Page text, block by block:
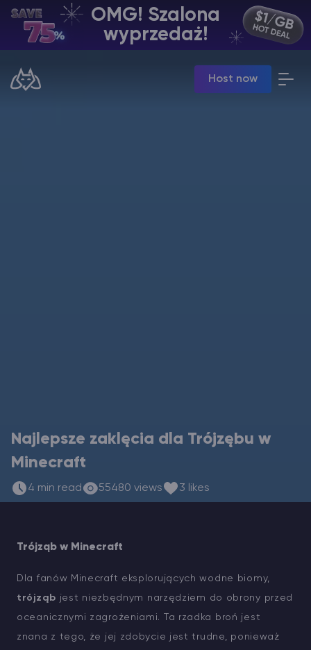
OMG! Szalona
wyprzedaż!
Host now
PL | USD
Manage your servers & payments
Najlepsze zaklęcia dla Trójzębu w
Minecraft
4 min read 55480 views 3 likes
Trójząb w Minecraft
Dla fanów Minecraft eksplorujących wodne biomy,
trójząb jest niezbędnym narzędziem do obrony przed
oceanicznymi zagrożeniami. Ta rzadka broń jest
znana z tego, że jej zdobycie jest trudne, ponieważ